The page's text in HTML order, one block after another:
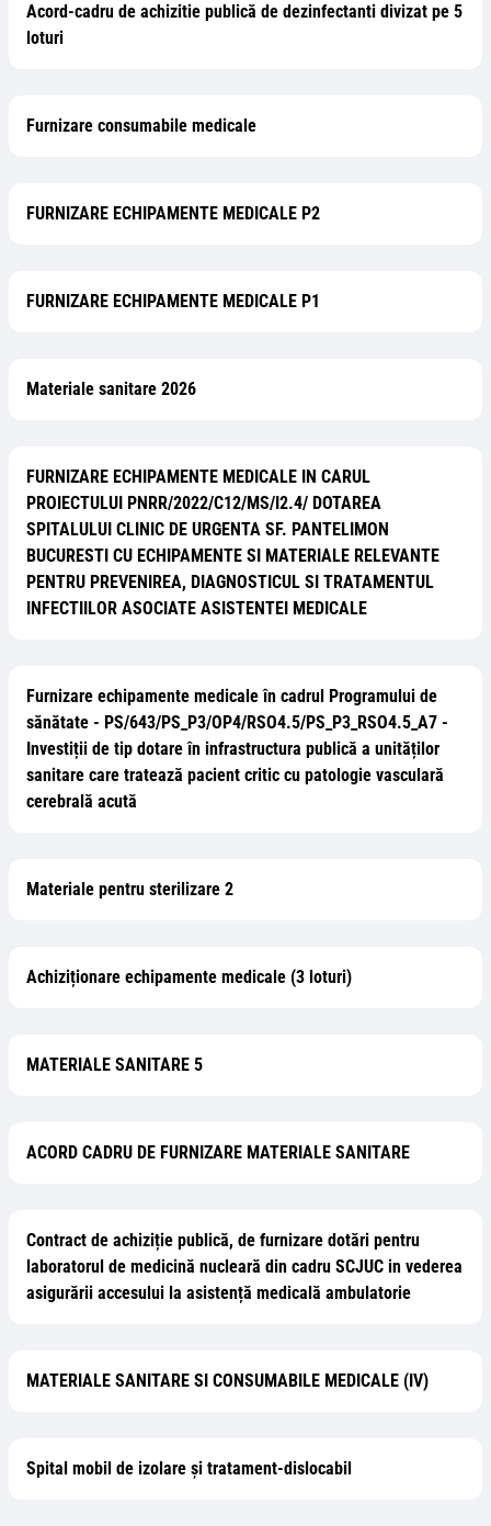
Acord-cadru de achizitie publică de dezinfectanti divizat pe 5
loturi
Furnizare consumabile medicale
FURNIZARE ECHIPAMENTE MEDICALE P2
FURNIZARE ECHIPAMENTE MEDICALE P1
Materiale sanitare 2026
FURNIZARE ECHIPAMENTE MEDICALE IN CARUL
PROIECTULUI PNRR/2022/C12/MS/I2.4/ DOTAREA
SPITALULUI CLINIC DE URGENTA SF. PANTELIMON
BUCURESTI CU ECHIPAMENTE SI MATERIALE RELEVANTE
PENTRU PREVENIREA, DIAGNOSTICUL SI TRATAMENTUL
INFECTIILOR ASOCIATE ASISTENTEI MEDICALE
Furnizare echipamente medicale în cadrul Programului de
sănătate - PS/643/PS_P3/OP4/RSO4.5/PS_P3_RSO4.5_A7 -
Investiții de tip dotare în infrastructura publică a unităților
sanitare care tratează pacient critic cu patologie vasculară
cerebrală acută
Materiale pentru sterilizare 2
Achiziționare echipamente medicale (3 loturi)
MATERIALE SANITARE 5
ACORD CADRU DE FURNIZARE MATERIALE SANITARE
Contract de achiziție publică, de furnizare dotări pentru
laboratorul de medicină nucleară din cadru SCJUC in vederea
asigurării accesului la asistență medicală ambulatorie
MATERIALE SANITARE SI CONSUMABILE MEDICALE (IV)
Spital mobil de izolare și tratament-dislocabil